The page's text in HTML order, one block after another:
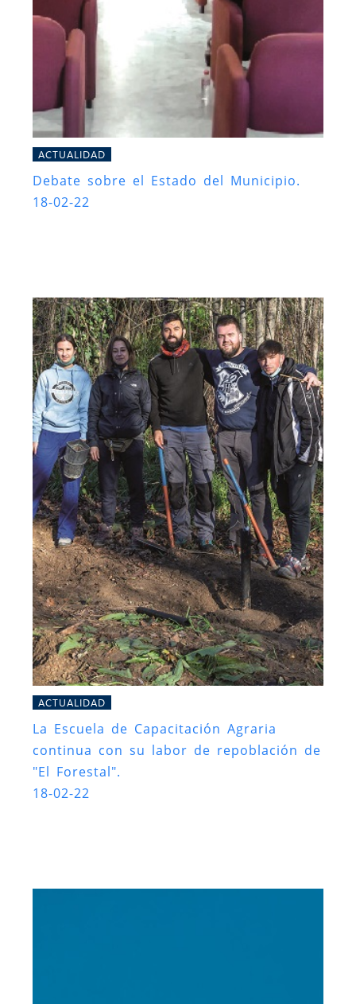
ACTUALIDAD
Debate sobre el Estado del Municipio.
18-02-22
ACTUALIDAD
La Escuela de Capacitación Agraria
continua con su labor de repoblación de
"El Forestal".
18-02-22